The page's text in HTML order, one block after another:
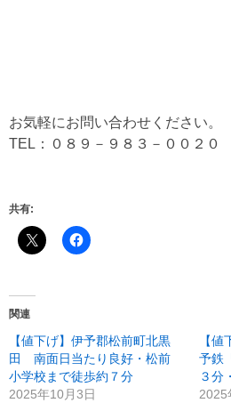
お気軽にお問い合わせください。
TEL：０８９－９８３－００２０
共有:
関連
【値下げ】伊予郡松前町北黒
田 南面日当たり良好・松前
小学校まで徒歩約７分
2025年10月3日
【
予鉄
３分
2025